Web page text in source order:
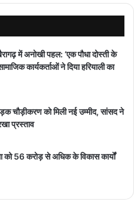
में अनोखी पहल: ‘एक पौधा दोस्ती के
कार्यकर्ताओं ने दिया हरियाली का
चौड़ीकरण को मिली नई उम्मीद, सांसद ने
प्रस्ताव
को 56 करोड़ से अधिक के विकास कार्यों